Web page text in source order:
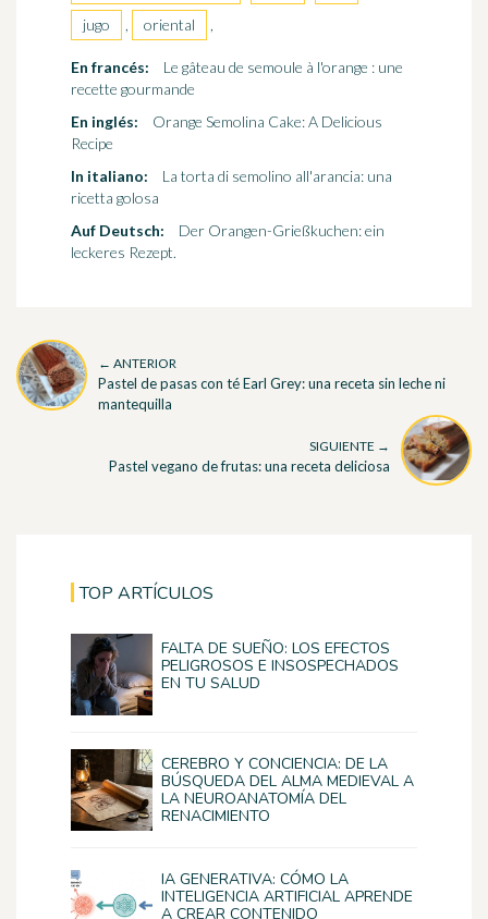
jugo
, oriental ,
En francés:
Le gâteau de semoule à l'orange : une
recette gourmande
En inglés:
Orange Semolina Cake: A Delicious
Recipe
In italiano:
La torta di semolino all'arancia: una
ricetta golosa
Auf Deutsch:
Der Orangen-Grießkuchen: ein
leckeres Rezept.
← ANTERIOR
Pastel de pasas con té Earl Grey: una receta sin leche ni
mantequilla
SIGUIENTE →
Pastel vegano de frutas: una receta deliciosa
TOP ARTÍCULOS
FALTA DE SUEÑO: LOS EFECTOS
PELIGROSOS E INSOSPECHADOS
EN TU SALUD
CEREBRO Y CONCIENCIA: DE LA
BÚSQUEDA DEL ALMA MEDIEVAL A
LA NEUROANATOMÍA DEL
RENACIMIENTO
IA GENERATIVA: CÓMO LA
INTELIGENCIA ARTIFICIAL APRENDE
A CREAR CONTENIDO